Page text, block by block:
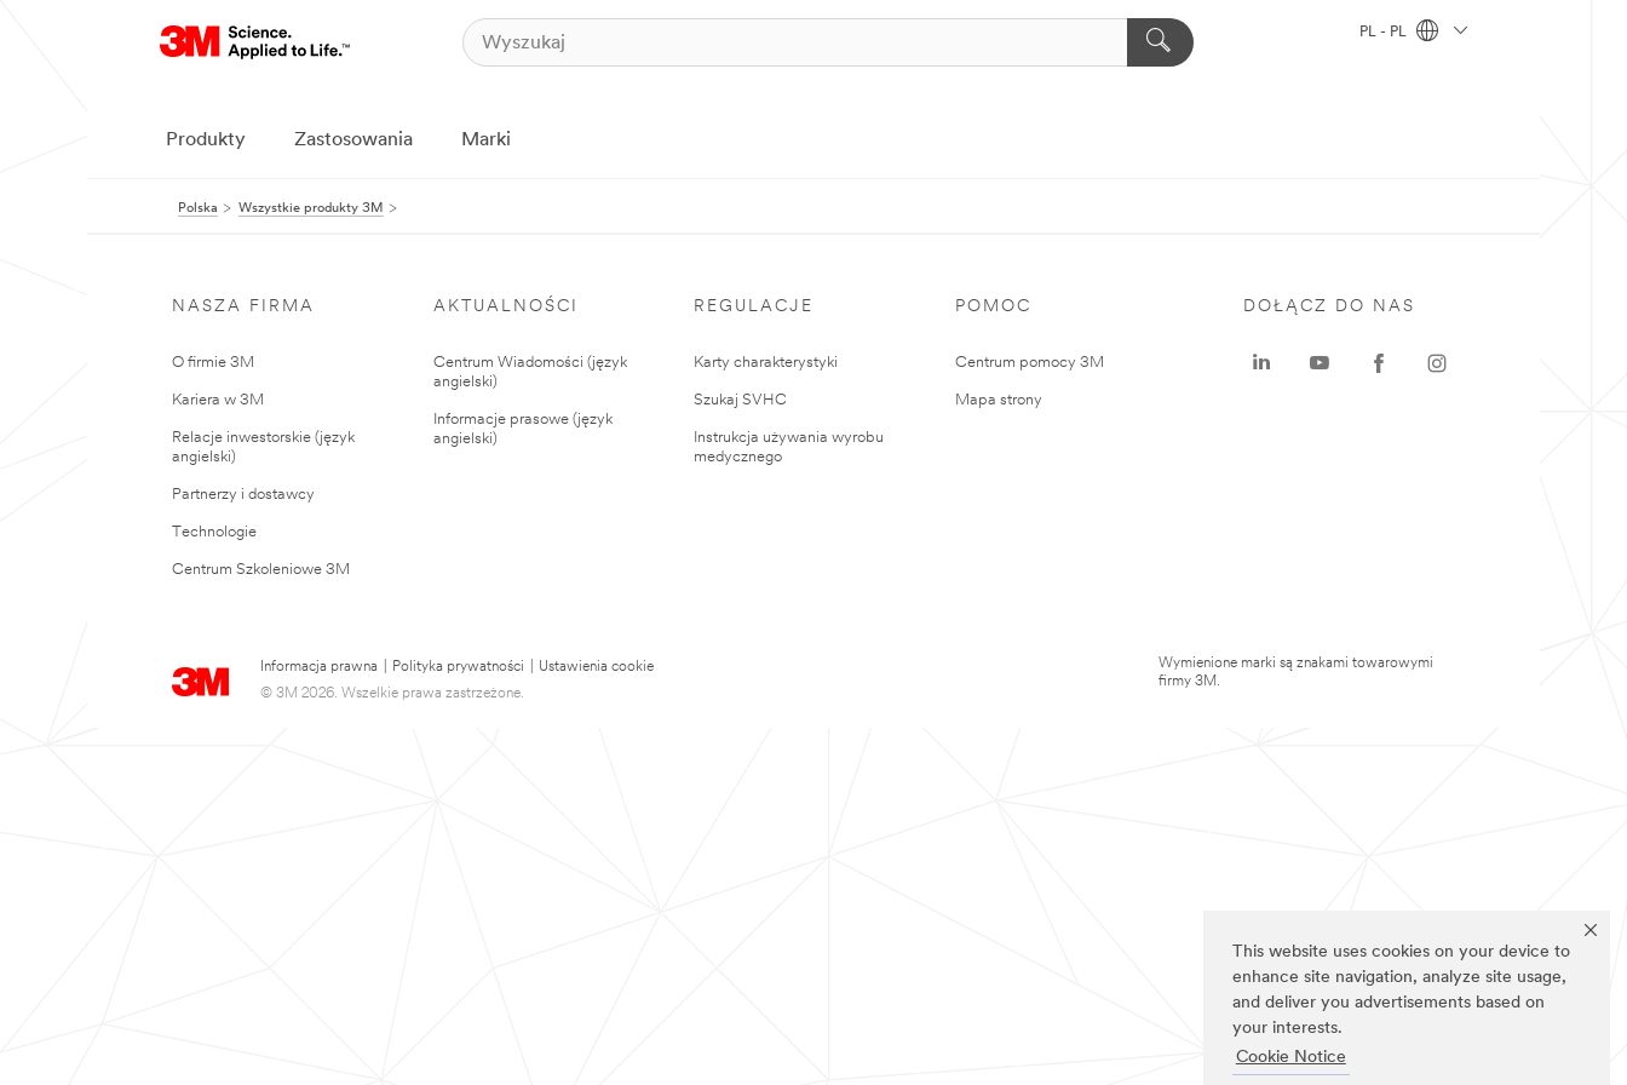
This website uses cookies on your device to
enhance site navigation, analyze site usage,
and deliver you advertisements based on
your interests.
Cookie Notice
PL - PL
Produkty Zastosowania Marki
Polska Wszystkie produkty 3M
NASZA FIRMA
O firmie 3M
Kariera w 3M
Relacje inwestorskie (język
angielski)
Partnerzy i dostawcy
Technologie
Centrum Szkoleniowe 3M
AKTUALNOŚCI
Centrum Wiadomości (język
angielski)
Informacje prasowe (język
angielski)
REGULACJE
Karty charakterystyki
Szukaj SVHC
Instrukcja używania wyrobu
medycznego
POMOC
Centrum pomocy 3M
Mapa strony
Informacja prawna Polityka prywatności
Ustawienia cookie
© 3M 2026. Wszelkie prawa zastrzeżone.
DOŁĄCZ DO NAS
Wymienione marki są znakami towarowymi
firmy 3M.